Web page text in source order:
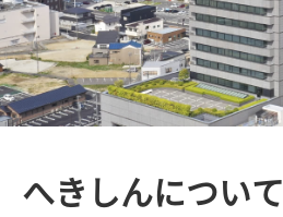
へきしんについて